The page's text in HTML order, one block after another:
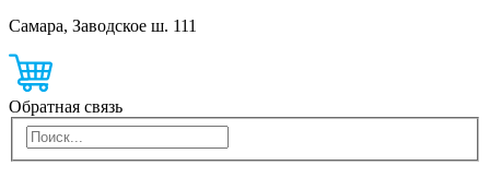
Самара, Заводское ш. 111
Обратная связь